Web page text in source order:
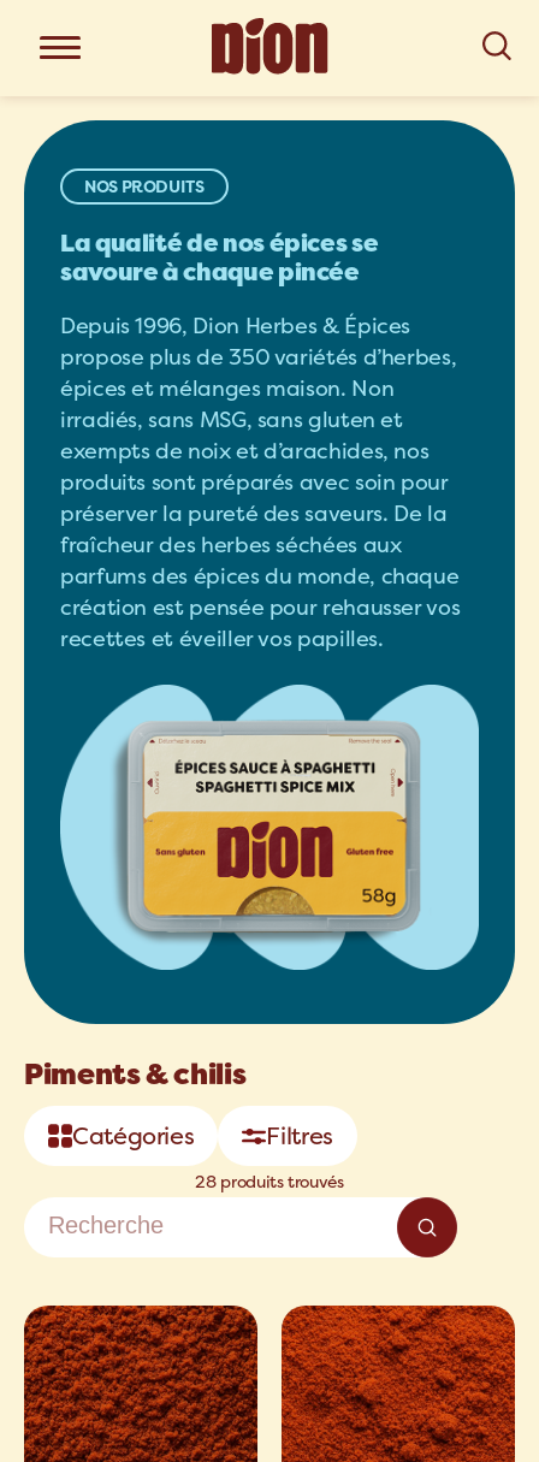
NOS PRODUITS
La qualité de nos épices se
savoure à chaque pincée
Depuis 1996, Dion Herbes & Épices
propose plus de 350 variétés d’herbes,
épices et mélanges maison. Non
irradiés, sans MSG, sans gluten et
exempts de noix et d’arachides, nos
produits sont préparés avec soin pour
préserver la pureté des saveurs. De la
fraîcheur des herbes séchées aux
parfums des épices du monde, chaque
création est pensée pour rehausser vos
recettes et éveiller vos papilles.
Piments & chilis
Catégories Filtres
28 produits trouvés